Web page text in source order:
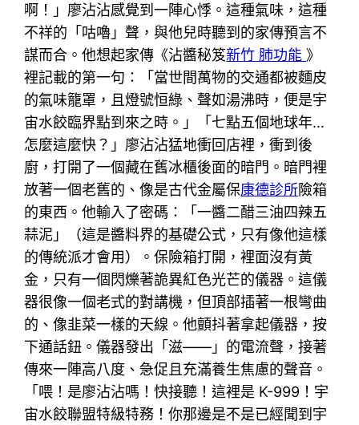
啊！」廖沾沾感覺到一陣心悸。這種氣味，這種
不祥的「咕嚕」聲，與他兒時聽到的家傳預言不
謀而合。他想起家傳《沾醬秘笈新竹 肺功能》
裡記載的第一句：「當世間萬物的交通都被麵皮
的氣味籠罩，且燈號恒綠、聲如湯沸時，便是宇
宙水餃臨界點到來之時。」「七點五個地球年…
怎麼這麼快？」廖沾沾猛地衝回店裡，衝到後
廚，打開了一個藏在舊冰櫃後面的暗門。暗門裡
放著一個老舊的、像是古代金屬保康德診所險箱
的東西。他輸入了密碼：「一醬二醋三油四辣五
蒜泥」（這是醬料界的基礎公式，只有像他這樣
的傳統派才會用）。保險箱打開，裡面沒有黃
金，只有一個閃爍著詭異紅色光芒的儀器。這儀
器很像一個老式的對講機，但頂部插著一根彎曲
的、像韭菜一樣的天線。他顫抖著拿起儀器，按
下通話鈕。儀器發出「滋——」的電流聲，接著
傳來一陣高八度、急促且充滿養生焦慮的聲音。
「喂！是廖沾沾嗎！快接聽！這裡是 K-999！宇
宙水餃聯盟特級特務！你那邊是不是已經聞到宇